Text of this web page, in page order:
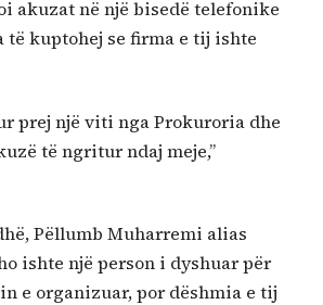
akuzat në një bisedë telefonike
të kuptohej se firma e tij ishte
prej një viti nga Prokuroria dhe
të ngritur ndaj meje,”
Pëllumb Muharremi alias
ishte një person i dyshuar për
e organizuar, por dëshmia e tij